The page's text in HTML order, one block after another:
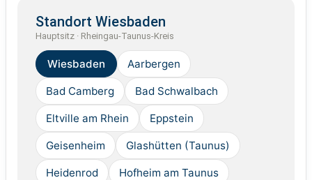
Standort Wiesbaden
Hauptsitz · Rheingau-Taunus-Kreis
Wiesbaden Aarbergen
Bad Camberg Bad Schwalbach
Eltville am Rhein Eppstein
Geisenheim Glashütten (Taunus)
Heidenrod Hofheim am Taunus